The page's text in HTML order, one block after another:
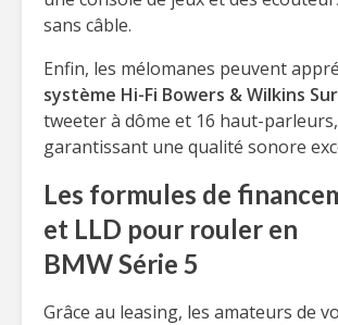
sans câble.
Enfin, les mélomanes peuvent
système Hi-Fi Bowers & Wilkins
tweeter à dôme et 16 haut-parleurs,
garantissant une qualité sonore
Les formules de
et LLD pour rouler en
BMW Série 5
Grâce au leasing, les amateurs de